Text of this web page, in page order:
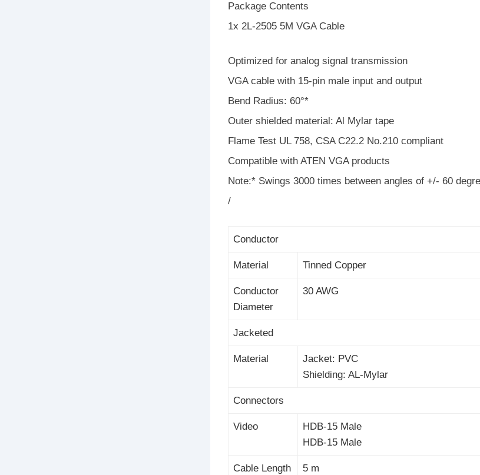
Package Contents
1x 2L-2505 5M VGA Cable
Optimized for analog signal transmission
VGA cable with 15-pin male input and output
Bend Radius: 60°*
Outer shielded material: Al Mylar tape
Flame Test UL 758, CSA C22.2 No.210 compliant
Compatible with ATEN VGA products
Note:* Swings 3000 times between angles of +/- 60
/
Conductor
Material Tinned Copper
Conductor
Diameter
30 AWG
Jacketed
Material
Jacket: PVC
Shielding: AL-Mylar
Connectors
Video
HDB-15 Male
HDB-15 Male
Cable Length 5 m